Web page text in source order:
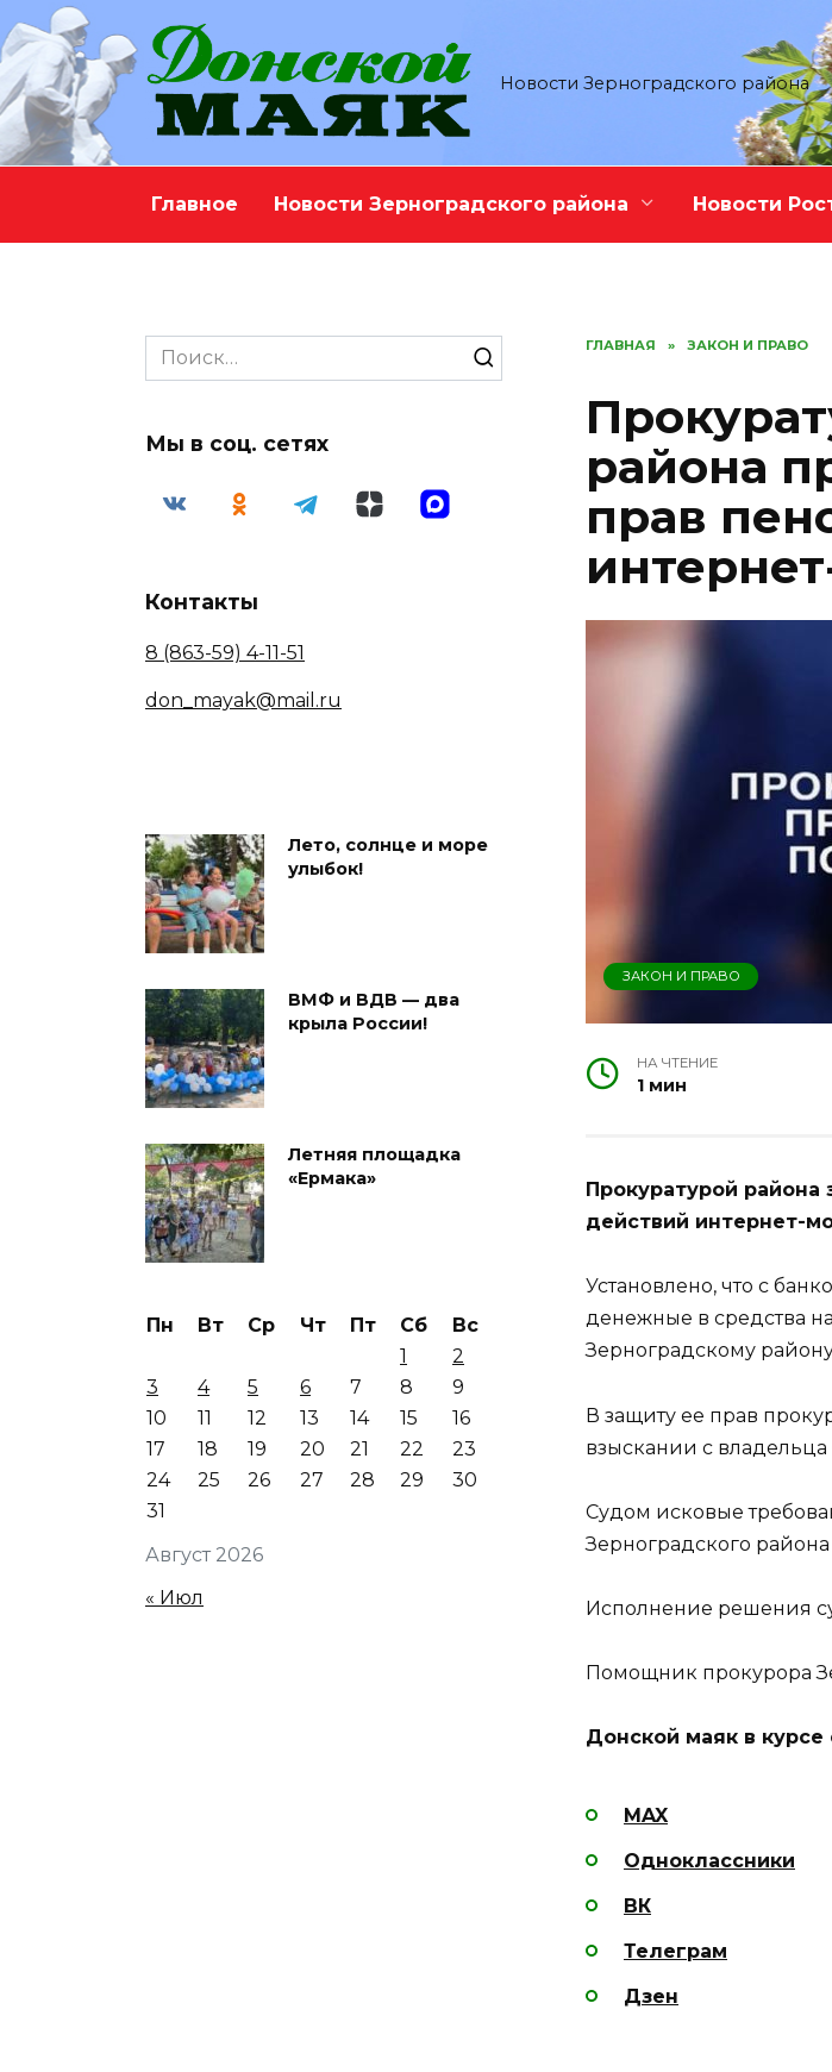
Перейти
к
содержанию
Новости Зерноградского района
Главное Новости Зерноградского района Новости
ГЛАВНАЯ » ЗАКОН И ПРАВО
района
прав
ЗАКОН И ПРАВО
НА ЧТЕНИЕ
1 мин
Прокуратурой
действий интернет-
Установлено, что с
денежные в средства
Зерноградскому
В защиту ее прав
взыскании с
Судом исковые
Зерноградского
Исполнение решения
Помощник прокурора
Донской маяк в курсе
MAX
Одноклассники
ВК
Телеграм
Дзен
Search
for:
Мы в соц. сетях
Контакты
8 (863-59) 4-11-51
don_mayak@mail.ru
Лето, солнце и море
улыбок!
ВМФ и ВДВ — два
крыла России!
Летняя площадка
«Ермака»
Август 2026
Пн Вт Ср Чт Пт Сб
Вс
1
2
3
4 5 6 7 8
9
10
11 12 13 14 15
16
17
18 19 20 21 22
23
24
25 26 27 28 29
30
31
« Июл